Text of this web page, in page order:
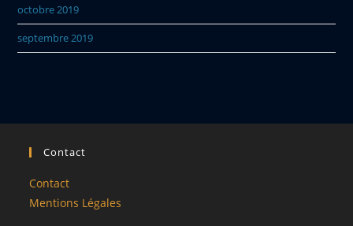
octobre 2019
septembre 2019
Contact
Contact
Mentions Légales